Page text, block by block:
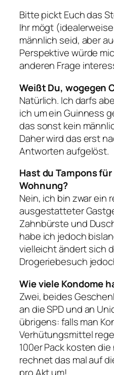
Bitte pickt Euch das
Ihr mögt
männlich seid, aber
Perspektive würde
anderen Frage
Weißt Du, wogegen
Natürlich. Ich darfs
ich um ein Guinness
das sonst kein
Daher wird das erst
Antworten aufgelöst.
Hast du Tampons
Wohnung?
Nein, ich bin zwar ein
ausgestatteter
Zahnbürste und
habe ich jedoch
vielleicht ändert sich
Drogeriebesuch
Wie viele Kondome
Zwei, beides
an die SPD und an
übrigens: falls man
Verhütungsmittel
100er Pack kosten die
rechnet das mal auf